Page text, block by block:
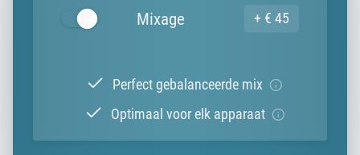
+ € 45
Mixage
Perfect gebalanceerde mix
Optimaal voor elk apparaat